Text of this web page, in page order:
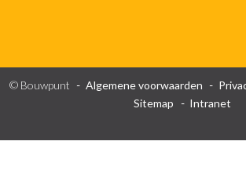
© Bouwpunt Algemene voorwaarden
Sitemap
Intranet